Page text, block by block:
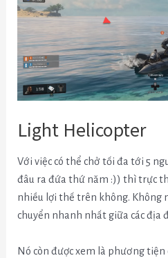
Light Helicopter
Với việc có thể chở tối đa tới 5
đâu ra đứa thứ năm :)) thì trực
nhiều lợi thế trên không. Không
chuyển nhanh nhất giữa các địa
Nó còn được xem là phương tiện